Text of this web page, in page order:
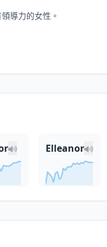
導力的女性。
Elleanor